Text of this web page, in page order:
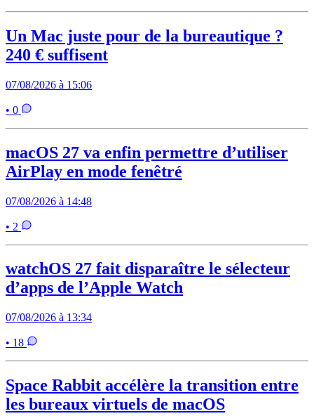
Un Mac juste pour de la bureautique ?
240 € suffisent
07/08/2026 à 15:06
• 0
macOS 27 va enfin permettre d’utiliser
AirPlay en mode fenêtré
07/08/2026 à 14:48
• 2
watchOS 27 fait disparaître le sélecteur
d’apps de l’Apple Watch
07/08/2026 à 13:34
• 18
Space Rabbit accélère la transition entre
les bureaux virtuels de macOS